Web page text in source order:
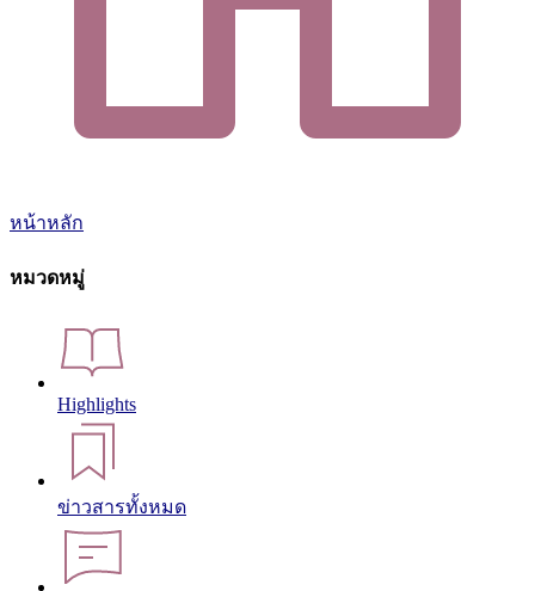
หน้าหลัก
หมวดหมู่
Highlights
ข่าวสารทั้งหมด